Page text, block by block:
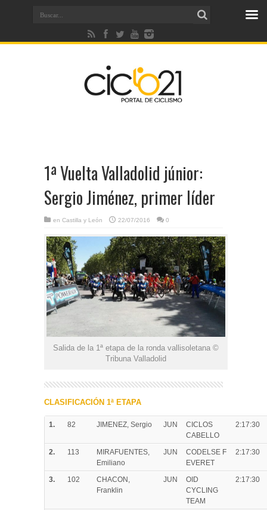
1ª Vuelta Valladolid júnior:
Sergio Jiménez, primer líder
en Castilla y León 22/07/2016 0
Salida de la 1ª etapa de la ronda vallisoletana ©
Tribuna Valladolid
CLASIFICACIÓN 1ª ETAPA
1. 82 JIMENEZ, Sergio JUN
CICLOS
CABELLO
2:17:30
2. 113
MIRAFUENTES,
Emiliano
JUN
CODELSE F
EVERET
2:17:30
3. 102
CHACON,
Franklin
JUN
OID
CYCLING
TEAM
2:17:30